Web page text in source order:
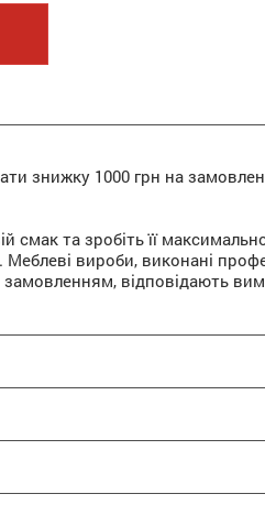
знижку 1000 грн на
смак та зробіть її
вироби, виконані
відповідають